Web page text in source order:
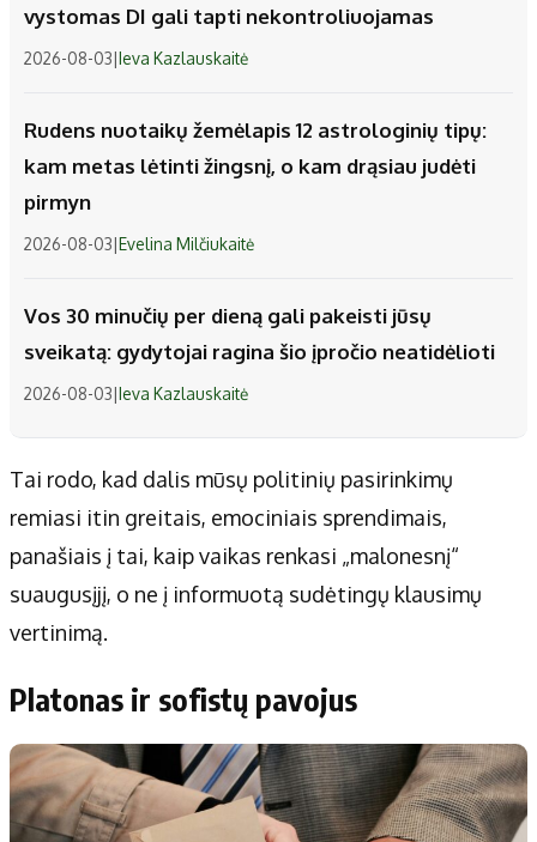
vystomas DI gali tapti nekontroliuojamas
2026-08-03|Ieva Kazlauskaitė
Rudens nuotaikų žemėlapis 12 astrologinių tipų:
kam metas lėtinti žingsnį, o kam drąsiau judėti
pirmyn
2026-08-03|Evelina Milčiukaitė
Vos 30 minučių per dieną gali pakeisti jūsų
sveikatą: gydytojai ragina šio įpročio neatidėlioti
2026-08-03|Ieva Kazlauskaitė
Tai rodo, kad dalis mūsų politinių pasirinkimų
remiasi itin greitais, emociniais sprendimais,
panašiais į tai, kaip vaikas renkasi „malonesnį“
suaugusįjį, o ne į informuotą sudėtingų klausimų
vertinimą.
Platonas ir sofistų pavojus